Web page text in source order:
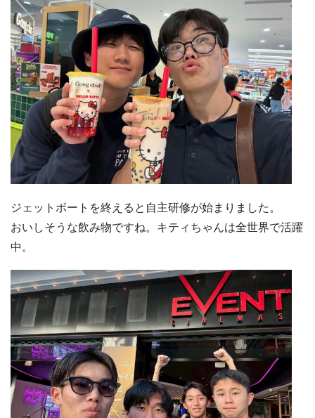
ジェットボートを終えると自主研修が始まりました。
おいしそうな飲み物ですね。キティちゃんは全世界で活躍
中。